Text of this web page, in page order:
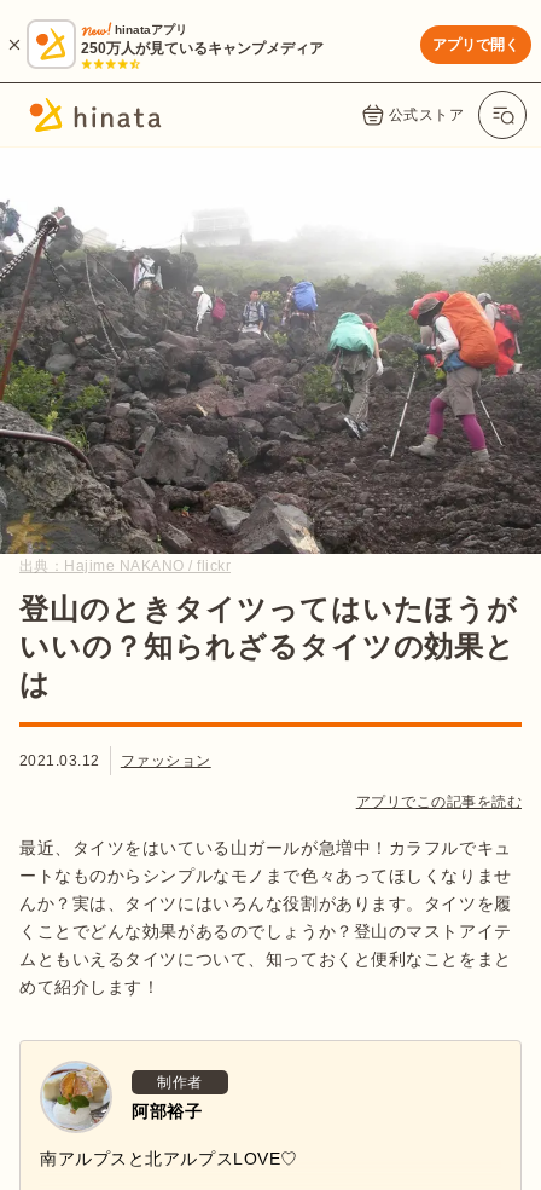
hinataアプリ
250万人が見ているキャンプメディア アプリで開く
公式ストア
出典： Hajime NAKANO / flickr
登山のときタイツってはいたほうが
いいの？知られざるタイツの効果と
は
2021.03.12 ファッション
アプリでこの記事を読む
最近、タイツをはいている山ガールが急増中！カラフルでキュ
ートなものからシンプルなモノまで色々あってほしくなりませ
んか？実は、タイツにはいろんな役割があります。タイツを履
くことでどんな効果があるのでしょうか？登山のマストアイテ
ムともいえるタイツについて、知っておくと便利なことをまと
めて紹介します！
制作者
阿部裕子
南アルプスと北アルプスLOVE♡